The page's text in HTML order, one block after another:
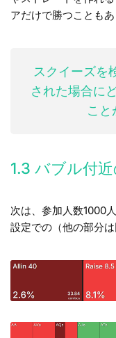
アだけで勝つこともあ
スクイーズを
された場合に
こと
1.3 バブル付
次は、参加人数1000
設定での（他の部分は